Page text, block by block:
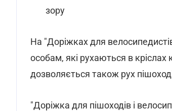
зору
На "Доріжках для
особам, які рухаються в кріслах
дозволяється також рух
"Доріжка для пішоходів і